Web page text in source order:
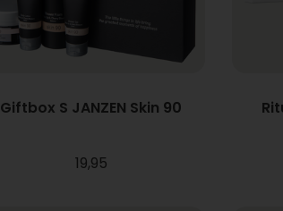
Giftbox S JANZEN Skin 90
19,95